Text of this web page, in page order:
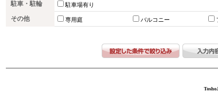
駐車・駐輪 駐車場有り
その他 専用庭 バルコニー